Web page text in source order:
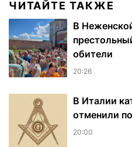
ЧИТАЙТЕ ТАКЖЕ
В
обители
20:26
В Италии
отменили
20:00